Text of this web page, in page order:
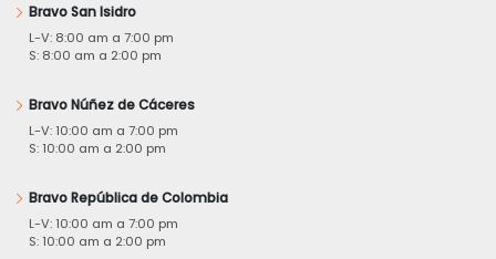
Bravo San Isidro
L-V: 8:00 am a 7:00 pm
S: 8:00 am a 2:00 pm
Bravo Núñez de Cáceres
L-V: 10:00 am a 7:00 pm
S: 10:00 am a 2:00 pm
Bravo República de Colombia
L-V: 10:00 am a 7:00 pm
S: 10:00 am a 2:00 pm